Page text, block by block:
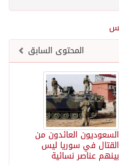
المحتوى السابق
السعوديون العائدون من
القتال في سوريا ليس
بينهم عناصر نسائية